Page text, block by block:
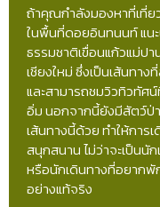
ถ้าคุณกำลังมองหาที่เที่ย
ในพื้นที่ดอยอินทนนท์ แน
ธรรมชาติเขื่อนแก้วแม่ป
เชียงใหม่ ซึ่งเป็นเส้นทา
และสามารถชมวิวทิวทัศ
อิ่ม นอกจากนี้ยังมีสัตว์ป่
เส้นทางนี้ด้วย ทำให้การ
สนุกสนาน ไม่ว่าจะเป็นนั
หรือนักเดินทางที่อยากพั
อย่างแท้จริง